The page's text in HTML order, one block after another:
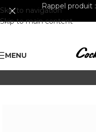
Skip to navigation
Skip to main content
Rappel produit :
MENU